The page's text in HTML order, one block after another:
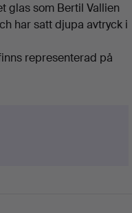
glas som Bertil Vallien
har satt djupa avtryck i
representerad på